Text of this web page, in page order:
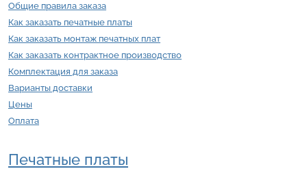
Общие правила заказа
Как заказать печатные платы
Как заказать монтаж печатных плат
Как заказать контрактное производство
Комплектация для заказа
Варианты доставки
Цены
Оплата
Печатные платы